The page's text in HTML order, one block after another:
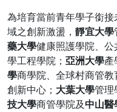
為培育當前青年學子銜
域之創新激盪， 靜宜大學
藥大學健康照護學院、
學工程學院； 亞洲大學產
學商學院、全球村商管
創新中心； 大葉大學管理
技大學商管學院及中山醫